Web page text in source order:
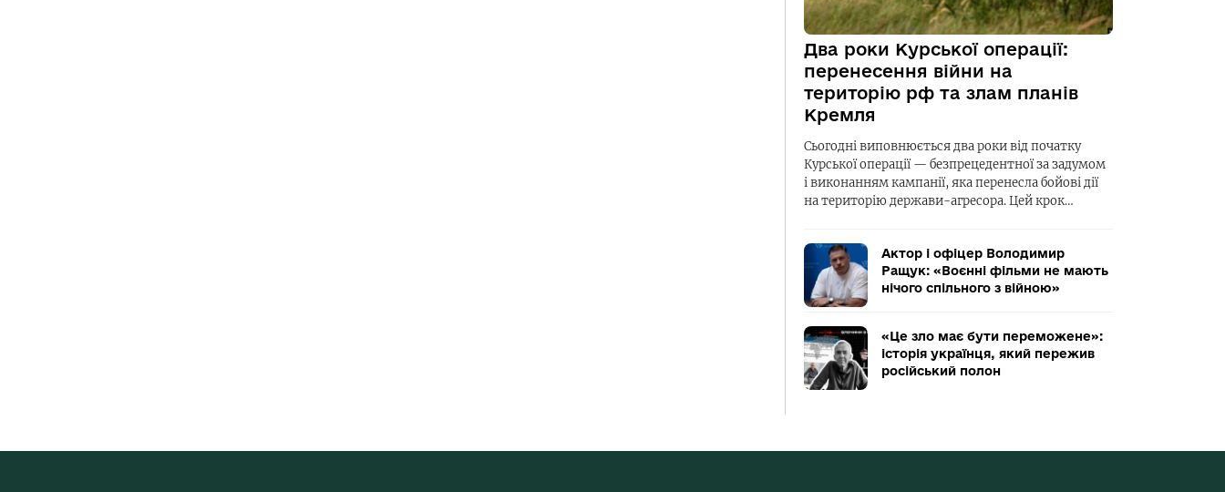
Два роки Курської операції:
перенесення війни на
територію рф та злам планів
Кремля
Сьогодні виповнюється два роки від початку
Курської операції — безпрецедентної за задумом
і виконанням кампанії, яка перенесла бойові дії
на територію держави-агресора. Цей крок…
Актор і офіцер Володимир
Ращук: «Воєнні фільми не мають
нічого спільного з війною»
«Це зло має бути переможене»:
історія українця, який пережив
російський полон